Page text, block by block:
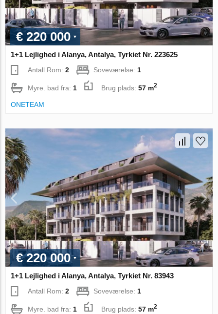
€ 220 000
1+1 Lejlighed i Alanya, Antalya, Tyrkiet Nr. 223625
Antall Rom:2 Soveværelse: 1
Myre. bad fra: 1 Brug plads:57 m2
ONETEAM
€ 220 000
1+1 Lejlighed i Alanya, Antalya, Tyrkiet Nr. 83943
Antall Rom:2 Soveværelse:1
Myre. bad fra: 1 Brug plads:57 m2